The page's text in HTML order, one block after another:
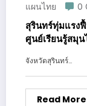
แผนไทย
0
สุรินทร์ทุ่มแรง
ศูนย์เรียนรู้สมุ
สืบสานตำรับยา
จังหวัดสุรินทร์…
Read More